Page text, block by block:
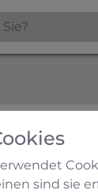
sind sie